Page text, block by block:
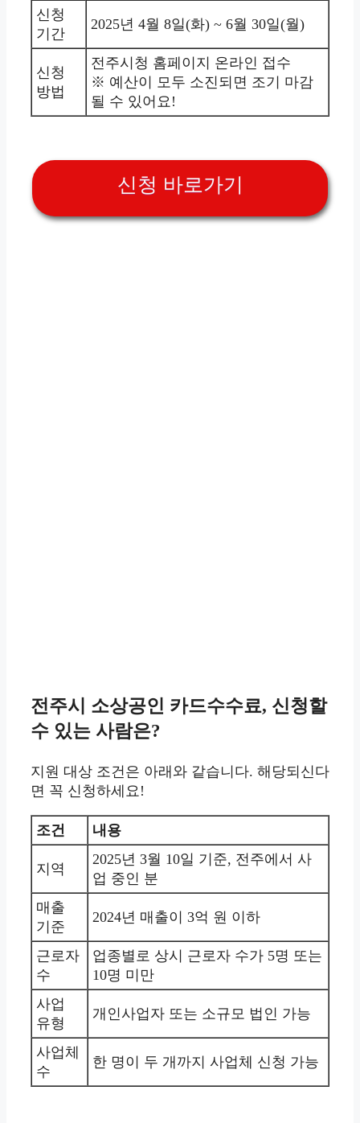
신청
기간
2025년 4월 8일(화) ~ 6월 30일(월)
신청
방법
전주시청 홈페이지 온라인 접수
※ 예산이 모두 소진되면 조기 마감
될 수 있어요!
신청 바로가기
전주시 소상공인 카드수수료, 신청할
수 있는 사람은?
지원 대상 조건은 아래와 같습니다. 해당되신다
면 꼭 신청하세요!
조건 내용
지역
2025년 3월 10일 기준, 전주에서 사
업 중인 분
매출
기준
2024년 매출이 3억 원 이하
근로자
수
업종별로 상시 근로자 수가 5명 또는
10명 미만
사업
유형
개인사업자 또는 소규모 법인 가능
사업체
수
한 명이 두 개까지 사업체 신청 가능